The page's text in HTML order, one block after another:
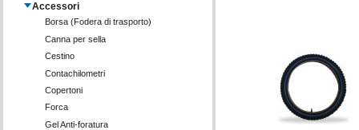
Accessori
Borsa (Fodera di trasporto)
Canna per sella
Cestino
Contachilometri
Copertoni
Forca
Gel Anti-foratura